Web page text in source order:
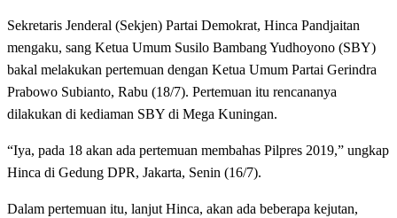
Sekretaris Jenderal (Sekjen) Partai Demokrat, Hinca Pandjaitan
mengaku, sang Ketua Umum Susilo Bambang Yudhoyono (SBY)
bakal melakukan pertemuan dengan Ketua Umum Partai Gerindra
Prabowo Subianto, Rabu (18/7). Pertemuan itu rencananya
dilakukan di kediaman SBY di Mega Kuningan.
“Iya, pada 18 akan ada pertemuan membahas Pilpres 2019,” ungkap
Hinca di Gedung DPR, Jakarta, Senin (16/7).
Dalam pertemuan itu, lanjut Hinca, akan ada beberapa kejutan,